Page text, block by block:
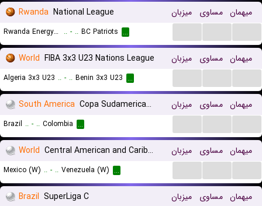
Rwanda National League میزبان مساوی میهمان
Rwanda Energy Group (REG) .. - .. BC Patriots ...
World FIBA 3x3 U23 Nations League میزبان مساوی میهمان
Algeria 3x3 U23 .. - .. Benin 3x3 U23 ...
South America Copa Sudamericana میزبان مساوی میهمان
Brazil .. - .. Colombia ...
World Central American and Caribbean Games Women میزبان مساوی میهمان
Mexico (W) .. - .. Venezuela (W) ...
Brazil SuperLiga C میزبان مساوی میهمان